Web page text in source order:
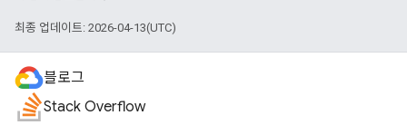
최종 업데이트: 2026-04-13(UTC)
블로그
Stack Overflow